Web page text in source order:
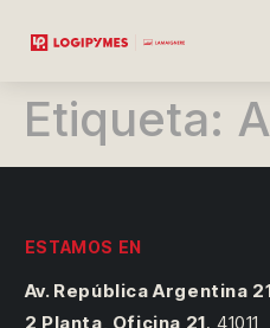
Etiqueta:
ESTAMOS EN
Av. República Argentina
2 Planta, Oficina 21, 41011